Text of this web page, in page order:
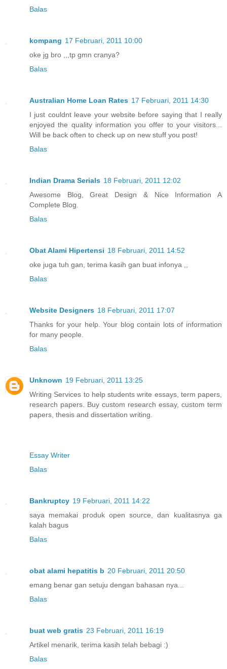
Balas
kompang 17 Februari, 2011 10:00
oke jg bro ,,,tp gmn cranya?
Balas
Australian Home Loan Rates 17 Februari, 2011 14:30
I just couldnt leave your website before saying that I really
enjoyed the quality information you offer to your visitors...
Will be back often to check up on new stuff you post!
Balas
Indian Drama Serials 18 Februari, 2011 12:02
Awesome Blog, Great Design & Nice Information A
Complete Blog.
Balas
Obat Alami Hipertensi 18 Februari, 2011 14:52
oke juga tuh gan, terima kasih gan buat infonya ,,
Balas
Website Designers 18 Februari, 2011 17:07
Thanks for your help. Your blog contain lots of information
for many people.
Balas
Unknown 19 Februari, 2011 13:25
Writing Services to help students write essays, term papers,
research papers. Buy custom research essay, custom term
papers, thesis and dissertation writing.
Essay Writer
Balas
Bankruptcy 19 Februari, 2011 14:22
saya memakai produk open source, dan kualitasnya ga
kalah bagus
Balas
obat alami hepatitis b 20 Februari, 2011 20:50
emang benar gan setuju dengan bahasan nya...
Balas
buat web gratis 23 Februari, 2011 16:19
Artikel menarik, terima kasih telah bebagi :)
Balas